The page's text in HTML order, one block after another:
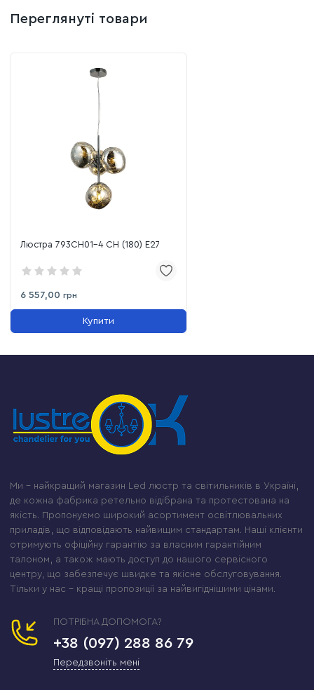
Переглянуті товари
Люстра 793CH01-4 CH (180) E27
6 557,00 грн
Купити
Ми – найкращий магазин Led люстр та світильників в Україні,
де кожна фабрика ретельно відібрана та протестована на
якість. Пропонуємо широкий асортимент освітлювальних
приладів, що відповідають найвищим стандартам. Наші клієнти
отримують офіційну гарантію за власним гарантійним
талоном, а також мають доступ до нашого сервісного
центру, що забезпечує швидке та якісне обслуговування.
Тільки у нас – кращі пропозиції за найвигіднішими цінами.
ПОТРІБНА ДОПОМОГА?
+38 (097) 288 86 79
Передзвоніть мені